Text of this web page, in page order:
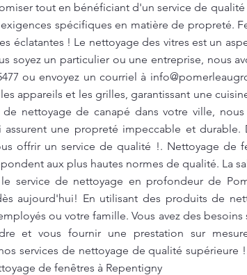
tout en bénéficiant d'un service de
spécifiques en matière de propreté.
éclatantes ! Le nettoyage des vitres est un
soyez un particulier ou une entreprise, nous
ou envoyez un courriel à
appareils et les grilles, garantissant une
de nettoyage de canapé dans votre ville,
une propreté impeccable et
offrir un service de qualité !. Nettoyage de
aux plus hautes normes de qualité. La
le service de nettoyage en profondeur de
aujourd'hui! En utilisant des produits de
ou votre famille. Vous avez des
et vous fournir une prestation sur
services de nettoyage de qualité supérieure
de fenêtres à Repentigny